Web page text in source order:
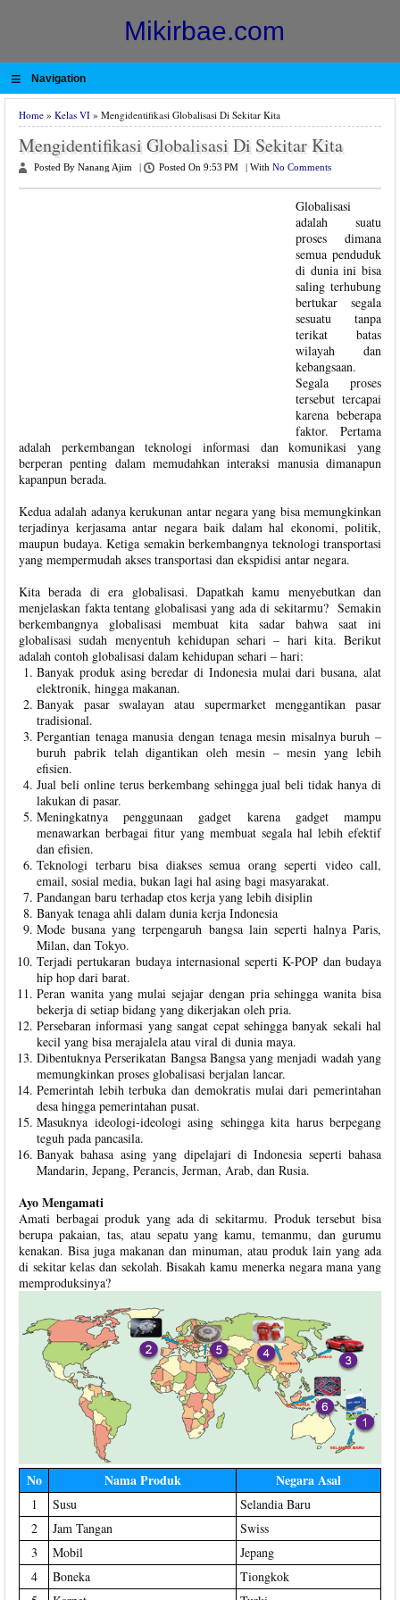
Mikirbae.com
≡ Navigation
Home » Kelas VI » Mengidentifikasi Globalisasi Di Sekitar Kita
Mengidentifikasi Globalisasi Di Sekitar Kita
Posted By Nanang Ajim Posted On 9:53 PM With No Comments
Globalisasi
adalah suatu
proses dimana
semua penduduk
di dunia ini bisa
saling terhubung
bertukar segala
sesuatu tanpa
terikat batas
wilayah dan
kebangsaan.
Segala proses
tersebut tercapai
karena beberapa
faktor. Pertama
adalah perkembangan teknologi informasi dan komunikasi yang
berperan penting dalam memudahkan interaksi manusia dimanapun
kapanpun berada.
Kedua adalah adanya kerukunan antar negara yang bisa memungkinkan
terjadinya kerjasama antar negara baik dalam hal ekonomi, politik,
maupun budaya. Ketiga semakin berkembangnya teknologi transportasi
yang mempermudah akses transportasi dan ekspidisi antar negara.
Kita berada di era globalisasi. Dapatkah kamu menyebutkan dan
menjelaskan fakta tentang globalisasi yang ada di sekitarmu? Semakin
berkembangnya globalisasi membuat kita sadar bahwa saat ini
globalisasi sudah menyentuh kehidupan sehari – hari kita. Berikut
adalah contoh globalisasi dalam kehidupan sehari – hari:
Banyak produk asing beredar di Indonesia mulai dari busana, alat
elektronik, hingga makanan.
Banyak pasar swalayan atau supermarket menggantikan pasar
tradisional.
Pergantian tenaga manusia dengan tenaga mesin misalnya buruh –
buruh pabrik telah digantikan oleh mesin – mesin yang lebih
efisien.
Jual beli online terus berkembang sehingga jual beli tidak hanya di
lakukan di pasar.
Meningkatnya penggunaan gadget karena gadget mampu
menawarkan berbagai fitur yang membuat segala hal lebih efektif
dan efisien.
Teknologi terbaru bisa diakses semua orang seperti video call,
email, sosial media, bukan lagi hal asing bagi masyarakat.
Pandangan baru terhadap etos kerja yang lebih disiplin
Banyak tenaga ahli dalam dunia kerja Indonesia
Mode busana yang terpengaruh bangsa lain seperti halnya Paris,
Milan, dan Tokyo.
Terjadi pertukaran budaya internasional seperti K-POP dan budaya
hip hop dari barat.
Peran wanita yang mulai sejajar dengan pria sehingga wanita bisa
bekerja di setiap bidang yang dikerjakan oleh pria.
Persebaran informasi yang sangat cepat sehingga banyak sekali hal
kecil yang bisa merajalela atau viral di dunia maya.
Dibentuknya Perserikatan Bangsa Bangsa yang menjadi wadah yang
memungkinkan proses globalisasi berjalan lancar.
Pemerintah lebih terbuka dan demokratis mulai dari pemerintahan
desa hingga pemerintahan pusat.
Masuknya ideologi-ideologi asing sehingga kita harus berpegang
teguh pada pancasila.
Banyak bahasa asing yang dipelajari di Indonesia seperti bahasa
Mandarin, Jepang, Perancis, Jerman, Arab, dan Rusia.
Ayo Mengamati
Amati berbagai produk yang ada di sekitarmu. Produk tersebut bisa
berupa pakaian, tas, atau sepatu yang kamu, temanmu, dan gurumu
kenakan. Bisa juga makanan dan minuman, atau produk lain yang ada
di sekitar kelas dan sekolah. Bisakah kamu menerka negara mana yang
memproduksinya?
No Nama Produk Negara Asal
1 Susu
Selandia Baru
2
Jam Tangan
Swiss
3
Mobil
Jepang
4
Boneka
Tiongkok